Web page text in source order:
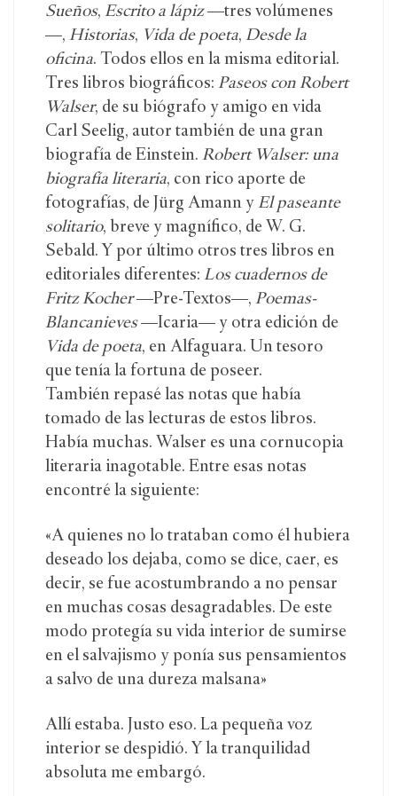
Sueños,Escrito a lápiz—tres volúmenes
—,Historias, Vida de poeta,Desde la
oficina. Todos ellos en la misma editorial.
Tres libros biográficos:Paseos con Robert
Walser, de su biógrafo y amigo en vida
Carl Seelig, autor también de una gran
biografía de Einstein.Robert Walser: una
biografía literaria, con rico aporte de
fotografías, de Jürg Amann yEl paseante
solitario, breve y magnífico, de W. G.
Sebald. Y por último otros tres libros en
editoriales diferentes:Los cuadernos de
Fritz Kocher—Pre-Textos—,Poemas-
Blancanieves—Icaria— y otra edición de
Vida de poeta, en Alfaguara. Un tesoro
que tenía la fortuna de poseer.
También repasé las notas que había
tomado de las lecturas de estos libros.
Había muchas. Walser es una cornucopia
literaria inagotable. Entre esas notas
encontré la siguiente:
«A quienes no lo trataban como él hubiera
deseado los dejaba, como se dice, caer, es
decir, se fue acostumbrando a no pensar
en muchas cosas desagradables. De este
modo protegía su vida interior de sumirse
en el salvajismo y ponía sus pensamientos
a salvo de una dureza malsana»
Allí estaba. Justo eso. La pequeña voz
interior se despidió. Y la tranquilidad
absoluta me embargó.